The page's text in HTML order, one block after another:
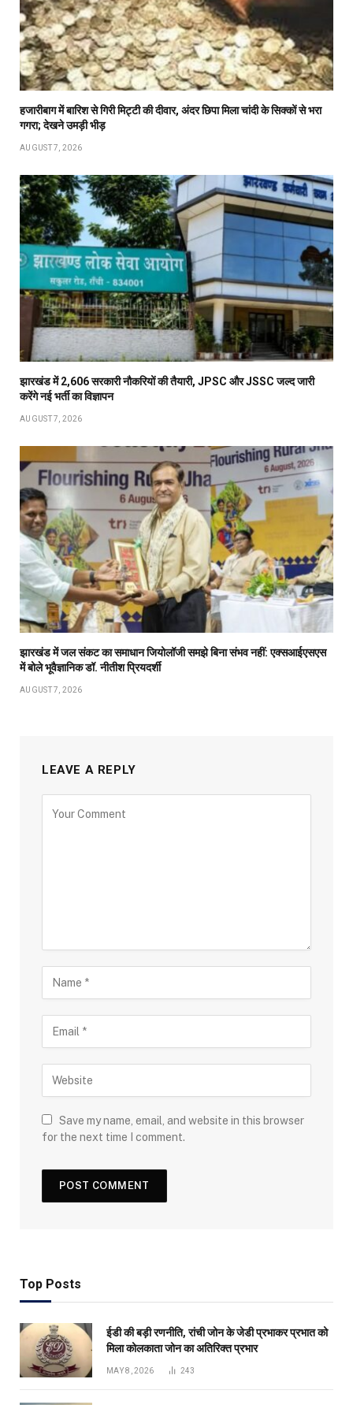
हजारीबाग में बारिश से गिरी मिट्टी की दीवार, अंदर छिपा मिला चांदी के सिक्कों से भरा
गगरा; देखने उमड़ी भीड़
AUGUST 7, 2026
झारखंड में 2,606 सरकारी नौकरियों की तैयारी, JPSC और JSSC जल्द जारी
करेंगे नई भर्ती का विज्ञापन
AUGUST 7, 2026
झारखंड में जल संकट का समाधान जियोलॉजी समझे बिना संभव नहीं: एक्सआईएसएस
में बोले भूवैज्ञानिक डॉ. नीतीश प्रियदर्शी
AUGUST 7, 2026
LEAVE A REPLY
Save my name, email, and website in this browser
for the next time I comment.
Top Posts
ईडी की बड़ी रणनीति, रांची जोन के जेडी प्रभाकर प्रभात को
मिला कोलकाता जोन का अतिरिक्त प्रभार
MAY 8, 2026 243